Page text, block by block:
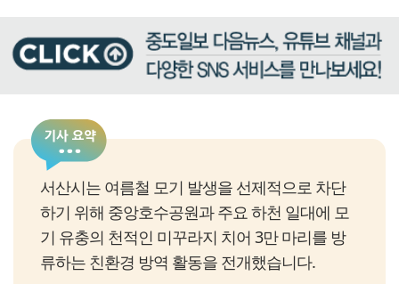
서산시는 여름철 모기 발생을 선제적으로 차단
하기 위해 중앙호수공원과 주요 하천 일대에 모
기 유충의 천적인 미꾸라지 치어 3만 마리를 방
류하는 친환경 방역 활동을 전개했습니다.